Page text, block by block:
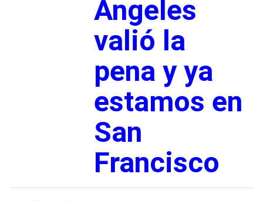
Ángeles
valió la
pena y ya
estamos en
San
Francisco